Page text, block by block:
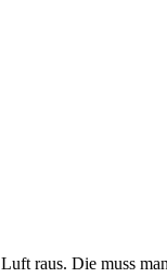
raus. Die muss